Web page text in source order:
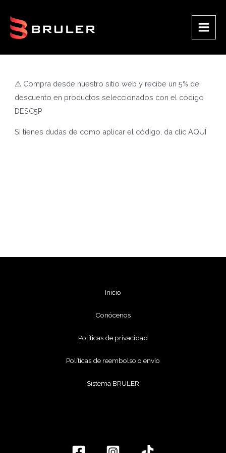
contenido
Main
⚠ Compra desde nuestro sitio web y recibe un 5% de
descuento en productos seleccionados con el código
DESC5P
Si tienes dudas de como aplicar el código, da clicAQUÍ
Inicio
Conócenos
Políticas de privacidad
Políticas de reembolso o envío
Sistema BRULER